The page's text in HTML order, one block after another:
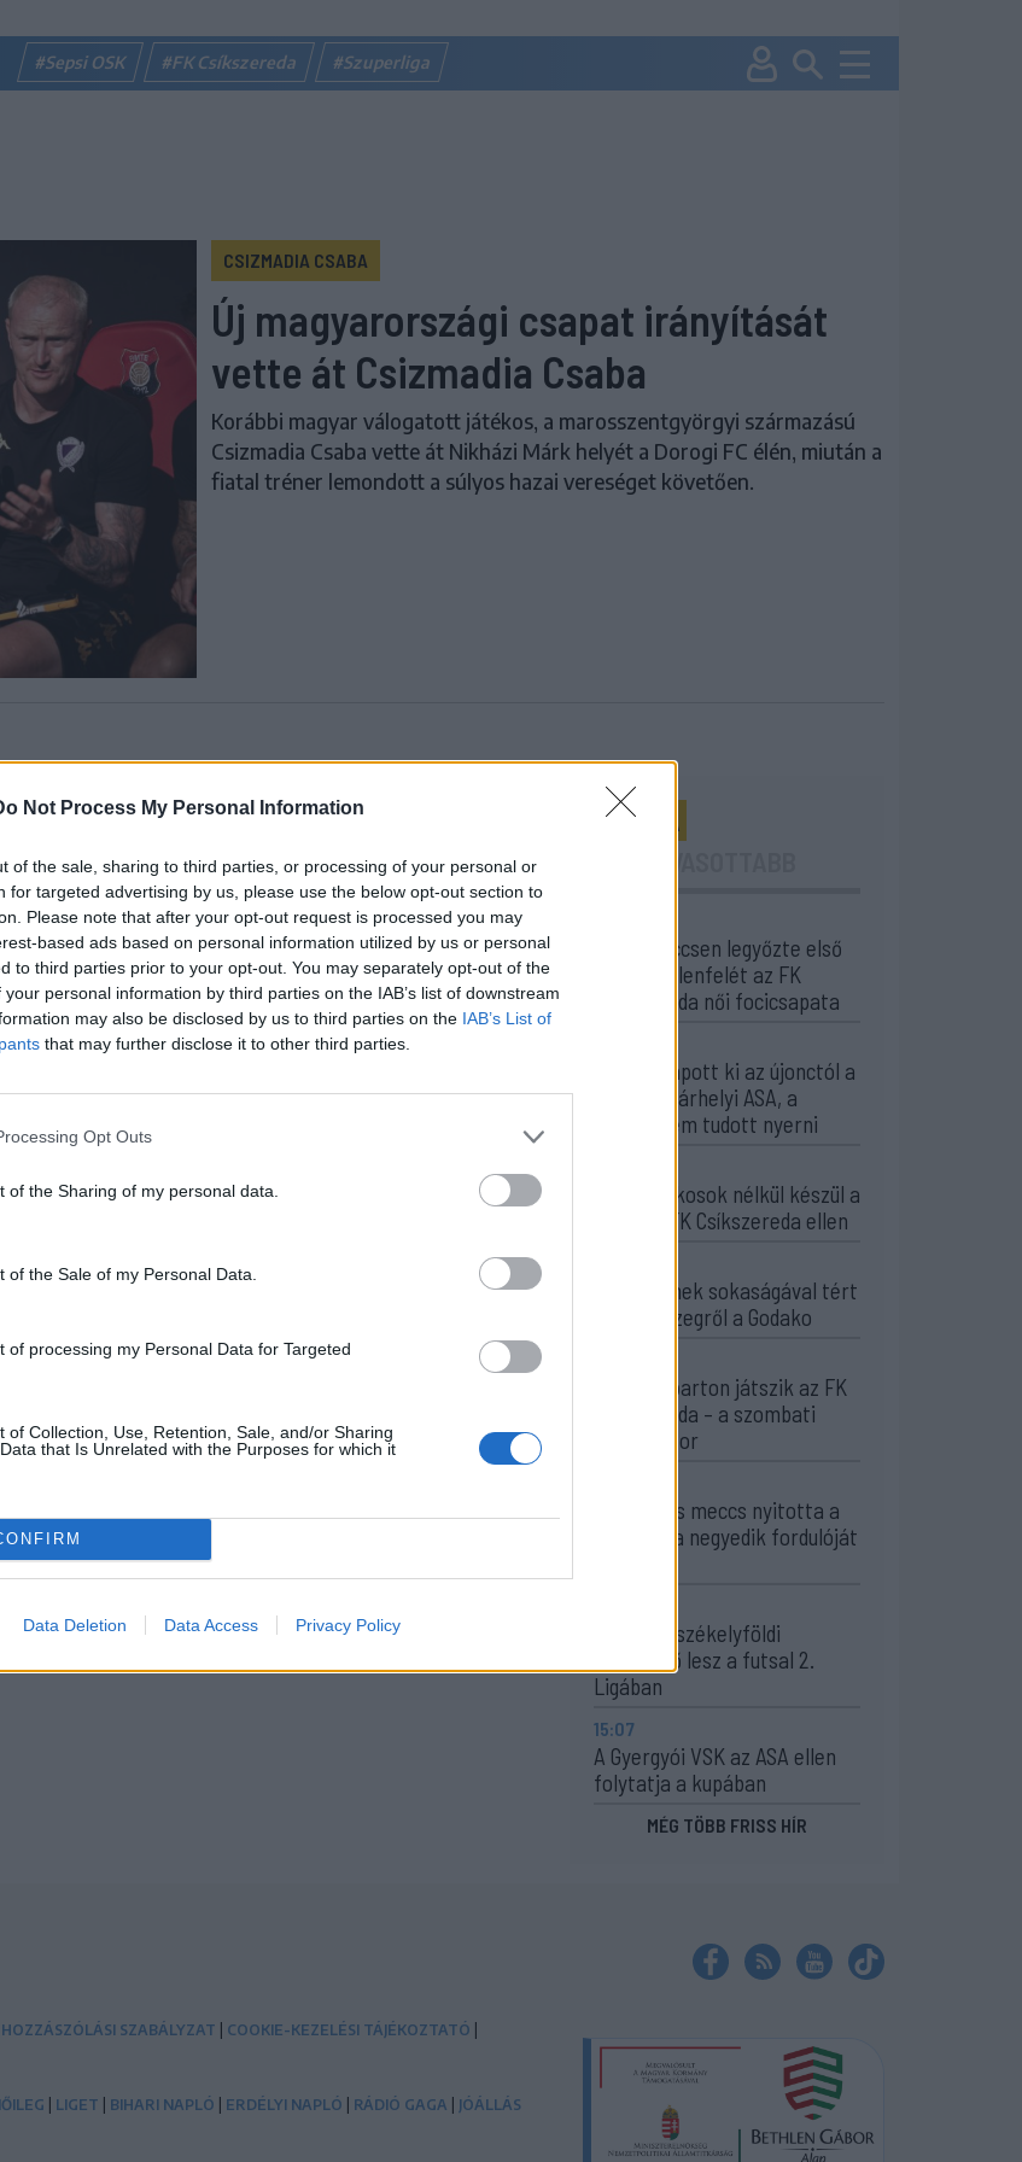
Not Process My Personal Information
of the sale, sharing to third parties, or processing of your personal or
for targeted advertising by us, please use the below opt-out section to
Please note that after your opt-out request is processed you may
based ads based on personal information utilized by us or personal
to third parties prior to your opt-out. You may separately opt-out of the
personal information by third parties on the IAB’s list of downstream
may also be disclosed by us to third parties on the IAB’s List of
that may further disclose it to other third parties.
Opt Outs
of the Sharing of my personal data.
of the Sale of my Personal Data.
of processing my Personal Data for Targeted
of Collection, Use, Retention, Sale, and/or Sharing
that Is Unrelated with the Purposes for which it
Data Deletion Data Access Privacy Policy
#Sepsi OSK #FK Csíkszereda #Szuperliga
CSIZMADIA CSABA
Új magyarországi csapat irányítását
vette át Csizmadia Csaba
Korábbi magyar válogatott játékos, a marosszentgyörgyi származású
Csizmadia Csaba vette át Nikházi Márk helyét a Dorogi FC élén, miután a
fiatal tréner lemondott a súlyos hazai vereséget követően.
cikkek betöltése
24 ÓRA
Tesztmeccsen legyőzte első
bajnoki ellenfelét az FK
Csíkszereda női focicsapata
Otthon kapott ki az újonctól a
Marosvásárhelyi ASA, a
Steaua sem tudott nyerni
Kulcsjátékosok nélkül készül a
Farul az FK Csíkszereda ellen
Aranyérmek sokaságával tért
haza Kőszegről a Godako
A tengerparton játszik az FK
Csíkszereda – a szombati
sportműsor
Látványos meccs nyitotta a
Szuperliga negyedik fordulóját
Egyetlen székelyföldi
résztvevő lesz a futsal 2.
Ligában
15:07
A Gyergyói VSK az ASA ellen
folytatja a kupában
MÉG TÖBB FRISS HÍR
HOZZÁSZÓLÁSI SZABÁLYZAT | COOKIE-KEZELÉSI TÁJÉKOZTATÓ |
| LIGET | BIHARI NAPLÓ | ERDÉLYI NAPLÓ | RÁDIÓ GAGA | JÓÁLLÁS